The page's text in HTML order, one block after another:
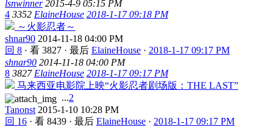
lsnwinner 2015-4-9 05:15 PM
4 3352 ElaineHouse 2018-1-17 09:18 PM
～火影忍者～
shnar90 2014-11-18 04:00 PM
回 8 · 看 3827 · 最后 ElaineHouse · 2018-1-17 09:17 PM
shnar90 2014-11-18 04:00 PM
8 3827 ElaineHouse 2018-1-17 09:17 PM
马来西亚电影院上映“火影忍者剧场版：THE LAST”
...2
Tanonst 2015-1-10 10:28 PM
回 16 · 看 8439 · 最后 ElaineHouse · 2018-1-17 09:17 PM